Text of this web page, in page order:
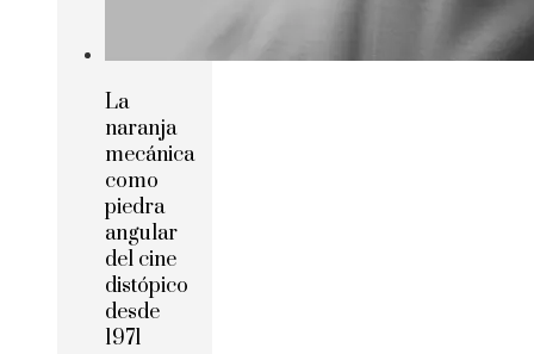
La
naranja
mecánica
como
piedra
angular
del cine
distópico
desde
1971